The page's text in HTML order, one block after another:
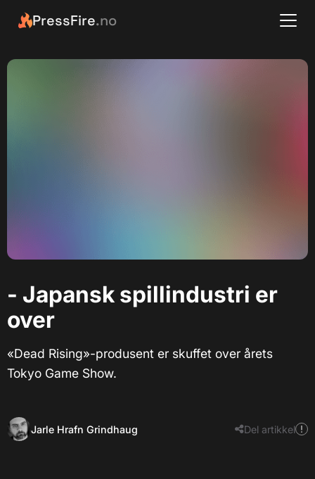
PressFire.no
- Japansk spillindustri er
over
«Dead Rising»-produsent er skuffet over årets
Tokyo Game Show.
Jarle Hrafn Grindhaug Del artikkel